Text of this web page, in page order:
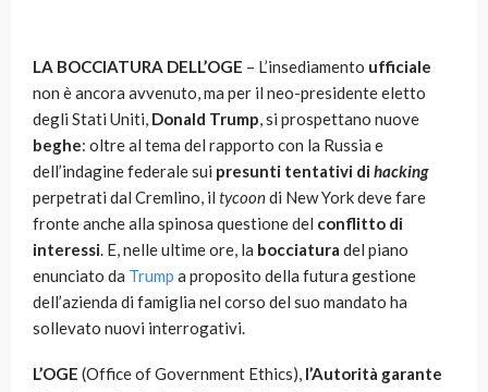
LA BOCCIATURA DELL’OGE – L’insediamento ufficiale
non è ancora avvenuto, ma per il neo-presidente eletto
degli Stati Uniti, Donald Trump, si prospettano nuove
beghe: oltre al tema del rapporto con la Russia e
dell’indagine federale sui presunti tentativi dihacking
perpetrati dal Cremlino, il tycoondi New York deve fare
fronte anche alla spinosa questione del conflitto di
interessi. E, nelle ultime ore, la bocciatura del piano
enunciato da Trump a proposito della futura gestione
dell’azienda di famiglia nel corso del suo mandato ha
sollevato nuovi interrogativi.
L’OGE (Office of Government Ethics), l’Autorità garante